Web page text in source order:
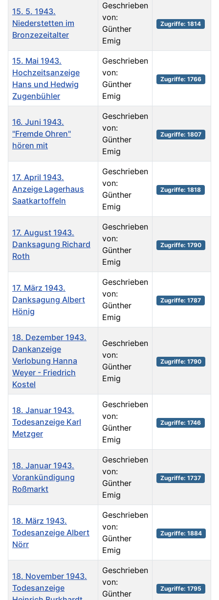
15. 5. 1943.
Niederstetten im
Bronzezeitalter
Geschrieben
von:
Günther
Emig
Zugriffe: 1814
15. Mai 1943.
Hochzeitsanzeige
Hans und Hedwig
Zugenbühler
Geschrieben
von:
Günther
Emig
Zugriffe: 1766
16. Juni 1943.
"Fremde Ohren"
hören mit
Geschrieben
von:
Günther
Emig
Zugriffe: 1807
17. April 1943.
Anzeige Lagerhaus
Saatkartoffeln
Geschrieben
von:
Günther
Emig
Zugriffe: 1818
17. August 1943.
Danksagung Richard
Roth
Geschrieben
von:
Günther
Emig
Zugriffe: 1790
17. März 1943.
Danksagung Albert
Hönig
Geschrieben
von:
Günther
Emig
Zugriffe: 1787
18. Dezember 1943.
Dankanzeige
Verlobung Hanna
Weyer - Friedrich
Kostel
Geschrieben
von:
Günther
Emig
Zugriffe: 1790
18. Januar 1943.
Todesanzeige Karl
Metzger
Geschrieben
von:
Günther
Emig
Zugriffe: 1746
18. Januar 1943.
Vorankündigung
Roßmarkt
Geschrieben
von:
Günther
Emig
Zugriffe: 1737
18. März 1943.
Todesanzeige Albert
Nörr
Geschrieben
von:
Günther
Emig
Zugriffe: 1884
18. November 1943.
Todesanzeige
Geschrieben
von:
Günther
Zugriffe: 1795